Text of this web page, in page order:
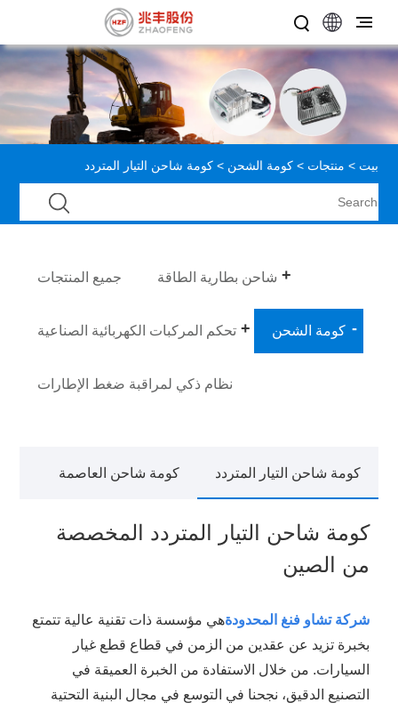
بيت > منتجات >كومة الشحن > كومة شاحن التيار المتردد
جميع المنتجات شاحن بطارية الطاقة
تحكم المركبات الكهربائية الصناعية كومة الشحن
نظام ذكي لمراقبة ضغط الإطارات
كومة شاحن التيار المتردد كومة شاحن العاصمة
كومة شاحن التيار المتردد المخصصة
من الصين
شركة تشاو فنغ المحدودةهي مؤسسة ذات تقنية عالية تتمتع
بخبرة تزيد عن عقدين من الزمن في قطاع قطع غيار
السيارات. من خلال الاستفادة من الخبرة العميقة في
التصنيع الدقيق، نجحنا في التوسع في مجال البنية التحتية